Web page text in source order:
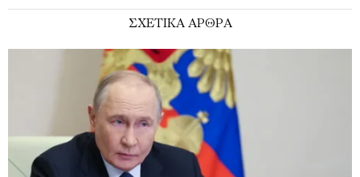
ΣΧΕΤΙΚΑ ΑΡΘΡΑ